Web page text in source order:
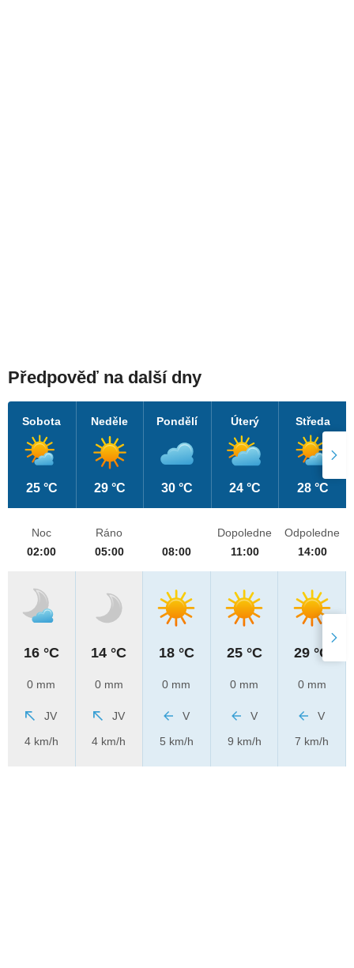
Předpověď na další dny
Sobota
25 °C
Neděle
29 °C
Pondělí
30 °C
Úterý
24 °C
Středa
28 °C
Noc
02:00
16 °C
0 mm
JV
4 km/h
Ráno
05:00
14 °C
0 mm
JV
4 km/h
08:00
18 °C
0 mm
V
5 km/h
Dopoledne
11:00
25 °C
0 mm
V
9 km/h
Odpoledne
14:00
29 °C
0 mm
V
7 km/h